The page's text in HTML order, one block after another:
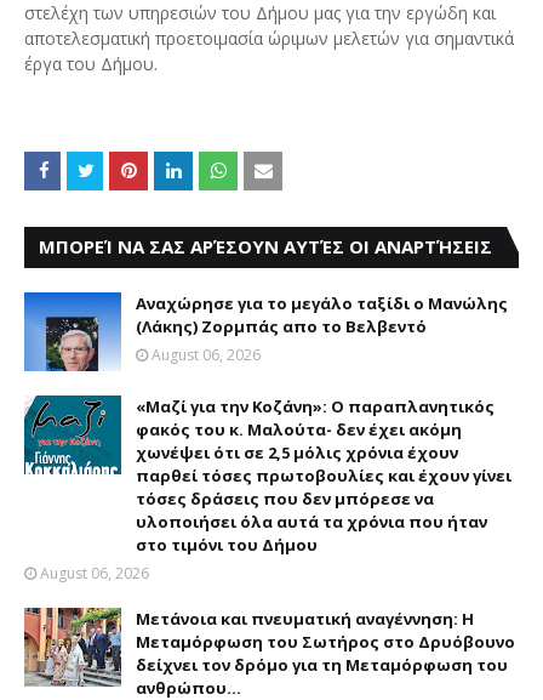
στελέχη των υπηρεσιών του Δήμου μας για την εργώδη και
αποτελεσματική προετοιμασία ώριμων μελετών για σημαντικά
έργα του Δήμου.
ΜΠΟΡΕΊ ΝΑ ΣΑΣ ΑΡΈΣΟΥΝ ΑΥΤΈΣ ΟΙ ΑΝΑΡΤΉΣΕΙΣ
Αναχώρησε για το μεγάλο ταξίδι ο Μανώλης
(Λάκης) Ζορμπάς απο το Βελβεντό
August 06, 2026
«Μαζί για την Κοζάνη»: Ο παραπλανητικός
φακός του κ. Μαλούτα- δεν έχει ακόμη
χωνέψει ότι σε 2,5 μόλις χρόνια έχουν
παρθεί τόσες πρωτοβουλίες και έχουν γίνει
τόσες δράσεις που δεν μπόρεσε να
υλοποιήσει όλα αυτά τα χρόνια που ήταν
στο τιμόνι του Δήμου
August 06, 2026
Μετάνοια και πνευματική αναγέννηση: Η
Μεταμόρφωση του Σωτήρος στο Δρυόβουνο
δείχνει τον δρόμο για τη Μεταμόρφωση του
ανθρώπου...